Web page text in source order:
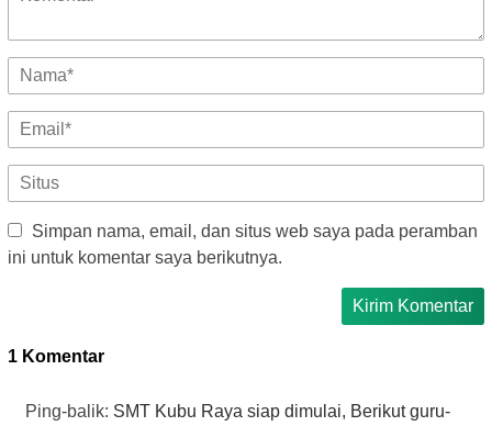
Simpan nama, email, dan situs web saya pada peramban
ini untuk komentar saya berikutnya.
1 Komentar
Ping-balik: SMT Kubu Raya siap dimulai, Berikut guru-